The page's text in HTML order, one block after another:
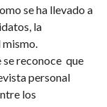
se ha llevado a
la
se reconoce que
personal
los